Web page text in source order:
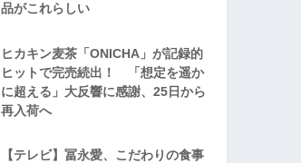
品がこれらしい
ヒカキン麦茶「ONICHA」が記録的
ヒットで完売続出！ 「想定を遥か
に超える」大反響に感謝、25日から
再入荷へ
【テレビ】冨永愛、こだわりの食事